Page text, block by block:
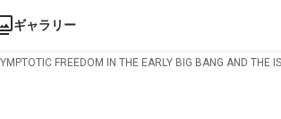
ギャラリー
FREEDOM IN THE EARLY BIG BANG AND THE